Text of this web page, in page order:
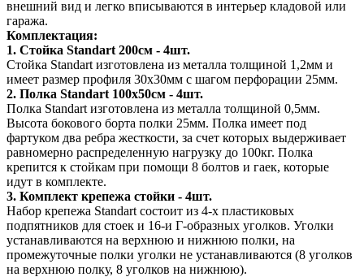
внешний вид и легко вписываются в интерьер кладовой или
гаража.
Комплектация:
1. Стойка Standart 200см - 4шт.
Стойка Standart изготовлена из металла толщиной 1,2мм и
имеет размер профиля 30х30мм с шагом перфорации 25мм.
2. Полка Standart 100х50см - 4шт.
Полка Standart изготовлена из металла толщиной 0,5мм.
Высота бокового борта полки 25мм. Полка имеет под
фартуком два ребра жесткости, за счет которых выдерживает
равномерно распределенную нагрузку до 100кг. Полка
крепится к стойкам при помощи 8 болтов и гаек, которые
идут в комплекте.
3. Комплект крепежа стойки - 4шт.
Набор крепежа Standart состоит из 4-х пластиковых
подпятников для стоек и 16-и Г-образных уголков. Уголки
устанавливаются на верхнюю и нижнюю полки, на
промежуточные полки уголки не устанавливаются (8 уголков
на верхнюю полку, 8 уголков на нижнюю).